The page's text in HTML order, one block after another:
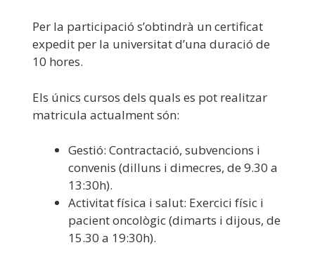
Per la participació s’obtindrà un certificat
expedit per la universitat d’una duració de
10 hores.
Els únics cursos dels quals es pot realitzar
matricula actualment són:
Gestió: Contractació, subvencions i
convenis (dilluns i dimecres, de 9.30 a
13:30h).
Activitat física i salut: Exercici físic i
pacient oncològic (dimarts i dijous, de
15.30 a 19:30h).